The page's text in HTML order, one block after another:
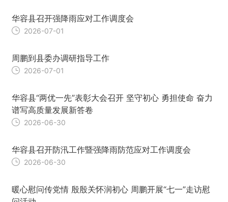
华容县召开强降雨应对工作调度会
2026-07-01
周鹏到县委办调研指导工作
2026-07-01
华容县“两优一先”表彰大会召开 坚守初心 勇担使命 奋力
谱写高质量发展新答卷
2026-06-30
华容县召开防汛工作暨强降雨防范应对工作调度会
2026-06-30
暖心慰问传党情 殷殷关怀润初心 周鹏开展“七一”走访慰